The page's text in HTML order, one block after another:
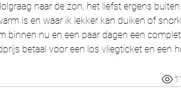
naar de zon, het liefst ergens buiten
is en waar ik lekker kan duiken of
binnen nu en een paar dagen een
betaal voor een los vliegticket en een